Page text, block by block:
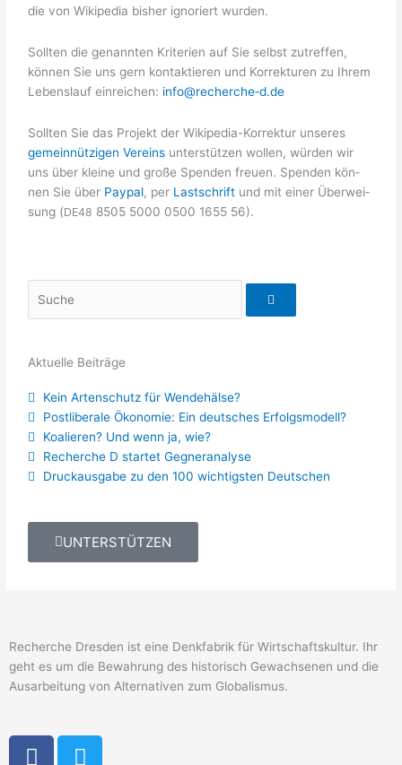
die von Wiki­pe­dia bis­her igno­riert wurden.
Soll­ten die genann­ten Kri­te­ri­en auf Sie selbst zutref­fen,
kön­nen Sie uns gern kon­tak­tie­ren und Kor­rek­tu­ren zu Ihrem
Lebens­lauf ein­rei­chen: info@recherche‑d.de
Soll­ten Sie das Pro­jekt der Wiki­pe­dia-Kor­rek­tur unse­res
gemein­nüt­zi­gen Ver­eins unter­stüt­zen wol­len, wür­den wir
uns über klei­ne und gro­ße Spen­den freu­en. Spen­den kön­
nen Sie über Pay­pal, per Last­schrift und mit einer Über­wei­
sung (DE48 8505 5000 0500 1655 56).
Aktuelle Beiträge
Kein Artenschutz für Wendehälse?
Postliberale Ökonomie: Ein deutsches Erfolgsmodell?
Koalieren? Und wenn ja, wie?
Recherche D startet Gegneranalyse
Druckausgabe zu den 100 wichtigsten Deutschen
UNTERSTÜTZEN
Recherche Dresden ist eine Denkfabrik für Wirtschaftskultur. Ihr
geht es um die Bewahrung des historisch Gewachsenen und die
Ausarbeitung von Alternativen zum Globalismus.
F
T